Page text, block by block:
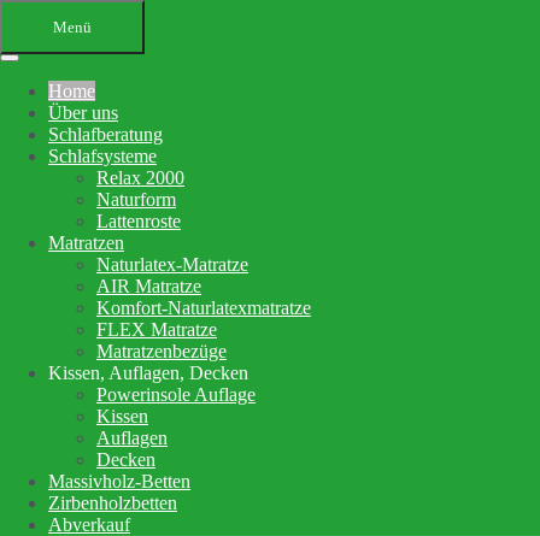
Menü
Home
Über uns
Schlafberatung
Schlafsysteme
Relax 2000
Naturform
Lattenroste
Matratzen
Naturlatex-Matratze
AIR Matratze
Komfort-Naturlatexmatratze
FLEX Matratze
Matratzenbezüge
Kissen, Auflagen, Decken
Powerinsole Auflage
Kissen
Auflagen
Decken
Massivholz-Betten
Zirbenholzbetten
Abverkauf
Ihr Bettenfachgeschäft in
Altensteig
Matratzenberatung
und Betten
Ihre Schlafberatung
Schlafsystem Relax 2000
Matratzen aus reinem Naturlatex